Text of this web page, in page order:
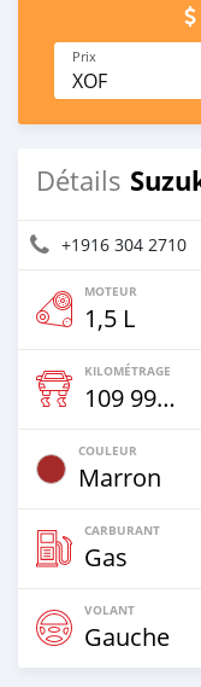
Prix
XOF
Détails
+1916 304 2710
MOTEUR
1,5 L
KILOMÉTRAGE
109 996 Km
COULEUR
Marron
CARBURANT
Gas
VOLANT
Gauche